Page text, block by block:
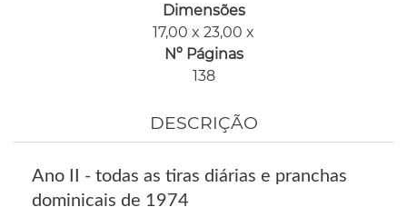
Dimensões
17,00 x 23,00 x
Nº Páginas
138
DESCRIÇÃO
Ano II - todas as tiras diárias e pranchas
dominicais de 1974